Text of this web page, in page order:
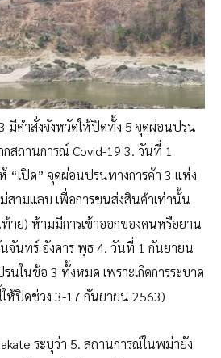
มีคำสั่งจังหวัดให้ปิดทั้ง 5 จุดผ่อนปรน
สถานการณ์ ​Covid-19 3. วันที่ 1
“เปิด” จุดผ่อนปรน​ทางการค้า 3 แห่ง
ามแลบ เพื่อการขนส่งสินค้าเท่านั้น
ย)​ ห้ามมีการเข้าออกของคนหรือยาน
จันทร์ อังคาร พุธ 4. วันที่ 1 กันยายน
ในข้อ 3 ทั้งหมด เพราะเกิดการระบาด
ห้ปิดช่วง 3-17 กันยายน 2563)
ระบุว่า 5. สถานการณ์​ในพม่ายัง